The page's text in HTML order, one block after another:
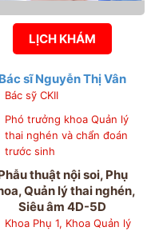
LỊCH KHÁM
Bác sĩ Nguyễn Thị Vân
Bác sỹ CKII
Phó trưởng khoa Quản lý
thai nghén và chẩn đoán
trước sinh
thuật nội soi, Phụ
Quản lý thai nghén,
Siêu âm 4D-5D
Khoa Phụ 1, Khoa Quản lý